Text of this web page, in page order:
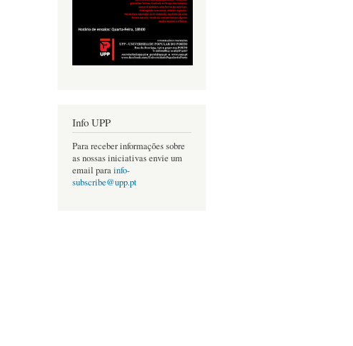
Info UPP
Para receber informações sobre
as nossas iniciativas envie um
email parainfo-
subscribe@upp.pt